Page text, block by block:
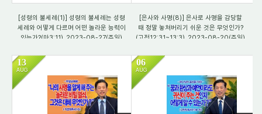
[성령의 불세례(1)] 성령의 불세례는 성령
세례와 어떻게 다르며 어떤 놀라운 능력이
있는가?(마3:11)_2023-08-27(주일)
[은사와 사명(8)] 은사로 사명을 감당할
때 정말 놓쳐버리기 쉬운 것은 무엇인가?
(고전12:31~13:3)_2023-08-20(주일)
13
AUG
2615
06
AUG
2895